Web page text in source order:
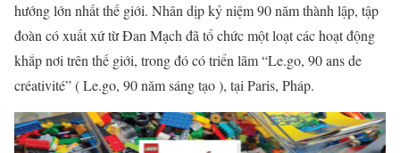
hướng lớn nhất thế giới. Nhân dịp kỷ niệm 90 năm thành lập, tập
đoàn có xuất xứ từ Đan Mạch đã tổ chức một loạt các hoạt động
khắp nơi trên thế giới, trong đó có triển lãm “Le.go, 90 ans de
créativité” ( Le.go, 90 năm sáng tạo ), tại Paris, Pháp.